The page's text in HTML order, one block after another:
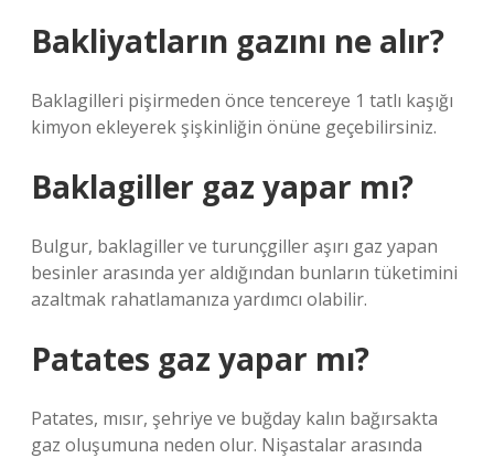
Bakliyatların gazını ne alır?
Baklagilleri pişirmeden önce tencereye 1 tatlı kaşığı
kimyon ekleyerek şişkinliğin önüne geçebilirsiniz.
Baklagiller gaz yapar mı?
Bulgur, baklagiller ve turunçgiller aşırı gaz yapan
besinler arasında yer aldığından bunların tüketimini
azaltmak rahatlamanıza yardımcı olabilir.
Patates gaz yapar mı?
Patates, mısır, şehriye ve buğday kalın bağırsakta
gaz oluşumuna neden olur. Nişastalar arasında